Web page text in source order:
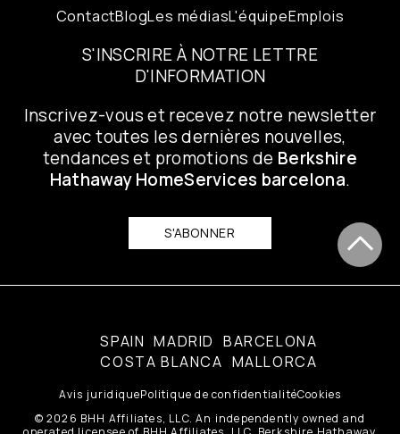
ContactBlogLes médiasL'équipeEmplois
S'INSCRIRE À NOTRE LETTRE
D'INFORMATION
Inscrivez-vous et recevez notre newsletter
avec toutes les dernières nouvelles,
tendances et promotions de Berkshire
Hathaway HomeServices barcelona.
S'ABONNER
SPAIN MADRID BARCELONA
COSTA BLANCA MALLORCA
Avis juridiquePolitique de confidentialitéCookies
© 2026 BHH Affiliates, LLC. An independently owned and